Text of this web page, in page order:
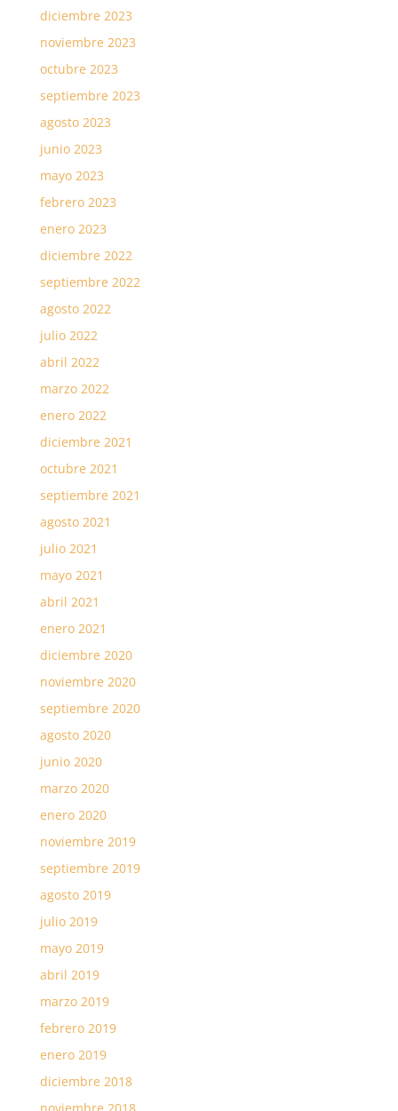
diciembre 2023
noviembre 2023
octubre 2023
septiembre 2023
agosto 2023
junio 2023
mayo 2023
febrero 2023
enero 2023
diciembre 2022
septiembre 2022
agosto 2022
julio 2022
abril 2022
marzo 2022
enero 2022
diciembre 2021
octubre 2021
septiembre 2021
agosto 2021
julio 2021
mayo 2021
abril 2021
enero 2021
diciembre 2020
noviembre 2020
septiembre 2020
agosto 2020
junio 2020
marzo 2020
enero 2020
noviembre 2019
septiembre 2019
agosto 2019
julio 2019
mayo 2019
abril 2019
marzo 2019
febrero 2019
enero 2019
diciembre 2018